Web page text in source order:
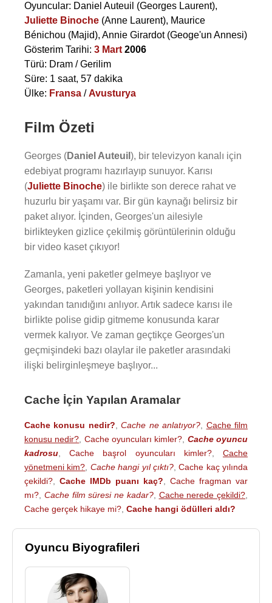
Oyuncular: Daniel Auteuil (Georges Laurent),
Juliette Binoche (Anne Laurent), Maurice
Bénichou (Majid), Annie Girardot(Geoge'un Annesi)
Gösterim Tarihi: 3 Mart 2006
Türü: Dram / Gerilim
Süre: 1 saat, 57 dakika
Ülke: Fransa /Avusturya
Film Özeti
Georges (Daniel Auteuil ), bir televizyon kanalı için
edebiyat programı hazırlayıp sunuyor. Karısı
(Juliette Binoche) ile birlikte son derece rahat ve
huzurlu bir yaşamı var. Bir gün kaynağı belirsiz bir
paket alıyor. İçinden, Georges'un ailesiyle
birlikteyken gizlice çekilmiş görüntülerinin olduğu
bir video kaset çıkıyor!
Zamanla, yeni paketler gelmeye başlıyor ve
Georges, paketleri yollayan kişinin kendisini
yakından tanıdığını anlıyor. Artık sadece karısı ile
birlikte polise gidip gitmeme konusunda karar
vermek kalıyor. Ve zaman geçtikçe Georges'un
geçmişindeki bazı olaylar ile paketler arasındaki
ilişki belirginleşmeye başlıyor...
Cache İçin Yapılan Aramalar
Cache konusu nedir? ,Cache ne anlatıyor?
Cache film
konusu nedir? Cache oyuncuları kimler? Cache oyuncu
kadrosu ,Cache başrol oyuncuları kimler?,Cache
yönetmeni kim? Cache hangi yıl çıktı?,Cache kaç yılında
çekildi?
Cache IMDb puanı kaç?
Cache fragman var
mı? Cache film süresi ne kadar?, Cache nerede çekildi?
Cache gerçek hikaye mi? Cache hangi ödülleri aldı?
Oyuncu Biyografileri